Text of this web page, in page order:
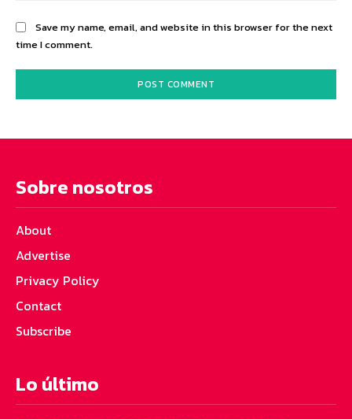
Save my name, email, and website in this browser for the next
time I comment.
Sobre nosotros
About
Advertise
Privacy Policy
Contact
Subscribe
Lo último